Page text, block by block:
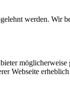
werden. Wir
Webseite